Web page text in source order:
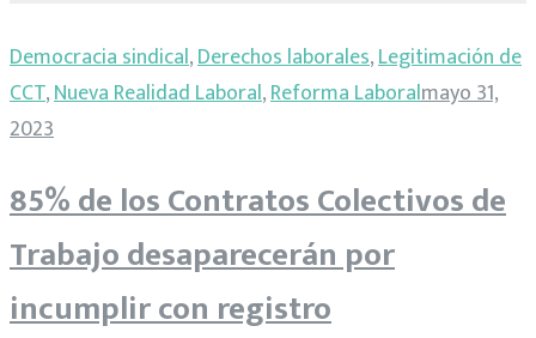
Categoría:
Nueva
Realidad
Laboral
Democracia sindical,Derechos laborales,Legitimación de
CCT,Nueva Realidad Laboral,Reforma Laboralmayo 31,
2023
85% de los Contratos Colectivos de
Trabajo desaparecerán por
incumplir con registro